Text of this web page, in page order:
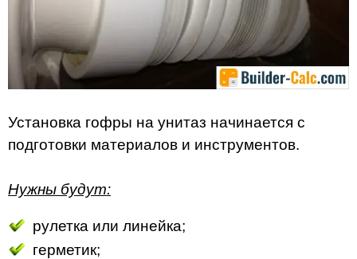
Установка гофры на унитаз начинается с
подготовки материалов и инструментов.
Нужны будут:
рулетка или линейка;
герметик;